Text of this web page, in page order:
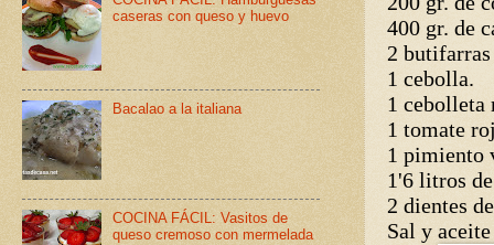
400 gr. de
2
1 cebolla.
1 cebolleta
1 tomate
1 pimiento
1'6 litros
2 dientes
Sal y
caseras con queso y huevo
Bacalao a la italiana
COCINA FÁCIL: Vasitos de
queso cremoso con mermelada